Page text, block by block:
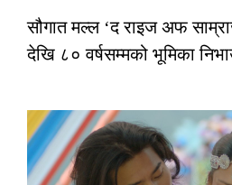
सौगात मल्ल ‘द राइज अफ
देखि ८० वर्षसम्मको भूमिका